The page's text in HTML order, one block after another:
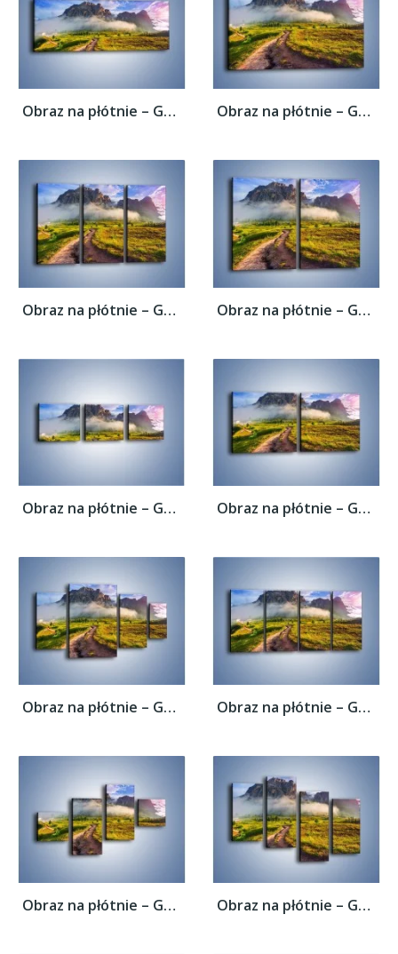
Obraz na płótnie – Góry ubrane w mgłę –... Obraz na płótnie – Góry ubrane w mgłę –...
Obraz na płótnie – Góry ubrane w mgłę –... Obraz na płótnie – Góry ubrane w mgłę –...
Obraz na płótnie – Góry ubrane w mgłę –... Obraz na płótnie – Góry ubrane w mgłę –...
Obraz na płótnie – Góry ubrane w mgłę –... Obraz na płótnie – Góry ubrane w mgłę –...
Obraz na płótnie – Góry ubrane w mgłę –... Obraz na płótnie – Góry ubrane w mgłę –...